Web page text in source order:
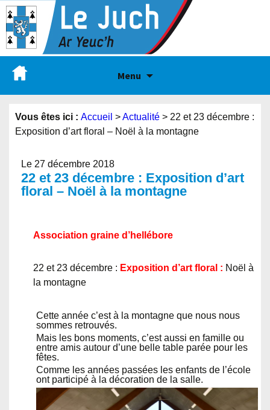
Menu
Vous êtes ici : Accueil >Actualité > 22 et 23 décembre :
Exposition d’art floral – Noël à la montagne
Le 27 décembre 2018
22 et 23 décembre : Exposition d’art
floral – Noël à la montagne
Association graine d’hellébore
22 et 23 décembre : Exposition d’art floral : Noël à
la montagne
Cette année c’est à la montagne que nous nous
sommes retrouvés.
Mais les bons moments, c’est aussi en famille ou
entre amis autour d’une belle table parée pour les
fêtes.
Comme les années passées les enfants de l’école
ont participé à la décoration de la salle.